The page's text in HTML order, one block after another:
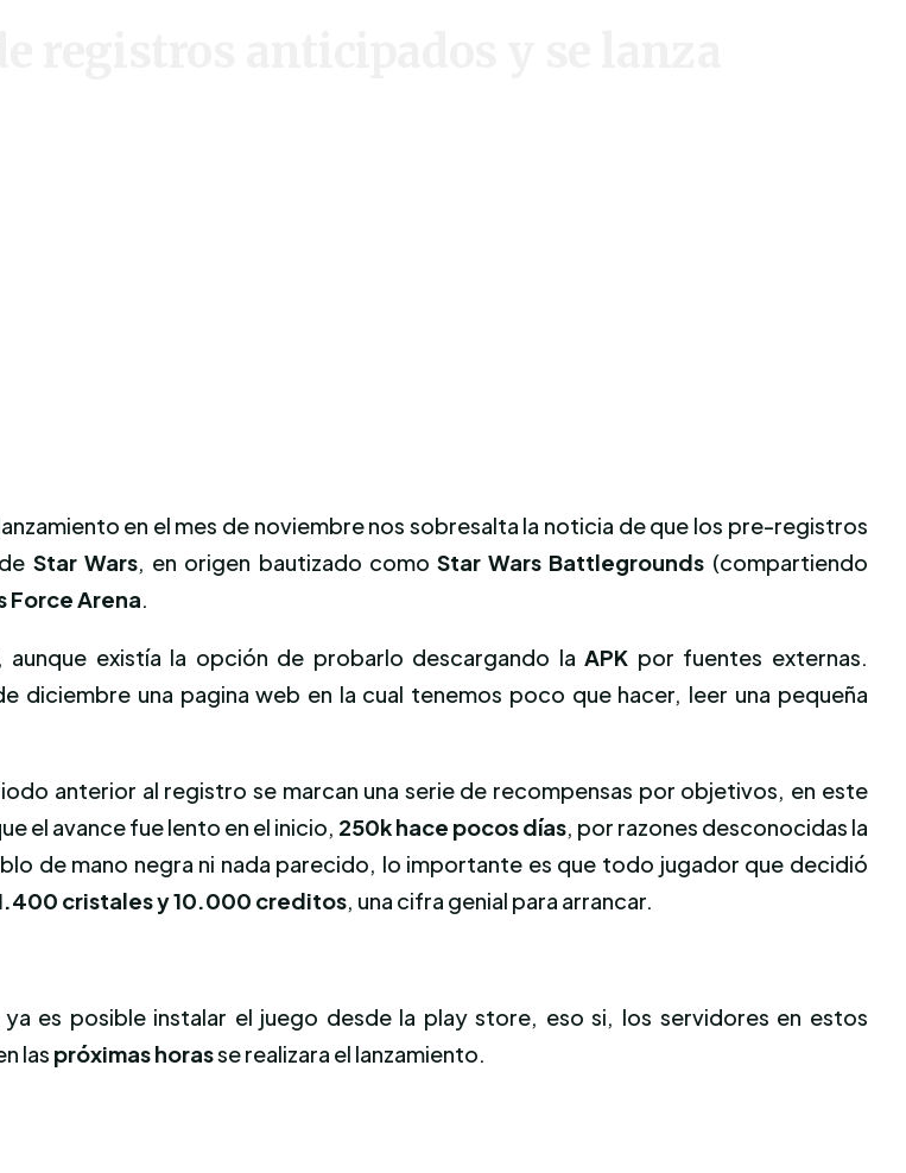
en el mes de noviembre nos sobresalta la noticia de que los pre-registros
Star Wars, en origen bautizado como Star Wars Battlegrounds (compartiendo
Force Arena.
existía la opción de probarlo descargando laAPK por fuentes externas.
diciembre una pagina web en la cual tenemos poco que hacer, leer una pequeña
anterior al registro se marcan una serie de recompensas por objetivos, en este
el avance fue lento en el inicio, 250k hace pocos días, por razones desconocidas la
de mano negra ni nada parecido, lo importante es que todo jugador que decidió
cristales y 10.000 creditos , una cifra genial para arrancar.
es posible instalar el juego desde la play store, eso si, los servidores en estos
las próximas horasse realizara el lanzamiento.